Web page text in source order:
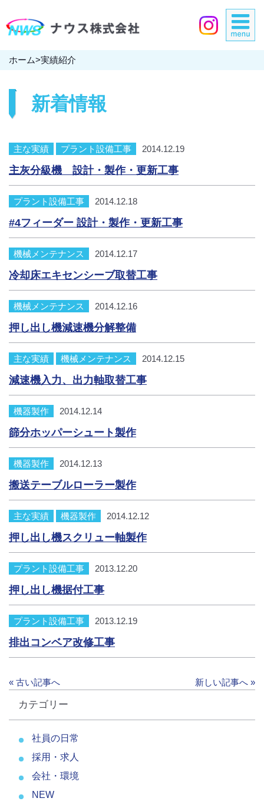
ホーム>実績紹介
新着情報
主な実績 プラント設備工事 2014.12.19
主灰分級機 設計・製作・更新工事
プラント設備工事 2014.12.18
#4フィーダー 設計・製作・更新工事
機械メンテナンス 2014.12.17
冷却床エキセンシーブ取替工事
機械メンテナンス 2014.12.16
押し出し機減速機分解整備
主な実績 機械メンテナンス 2014.12.15
減速機入力、出力軸取替工事
機器製作 2014.12.14
篩分ホッパーシュート製作
機器製作 2014.12.13
搬送テーブルローラー製作
主な実績 機器製作 2014.12.12
押し出し機スクリュー軸製作
プラント設備工事 2013.12.20
押し出し機据付工事
プラント設備工事 2013.12.19
排出コンベア改修工事
« 古い記事へ 新しい記事へ »
カテゴリー
社員の日常
採用・求人
会社・環境
NEW